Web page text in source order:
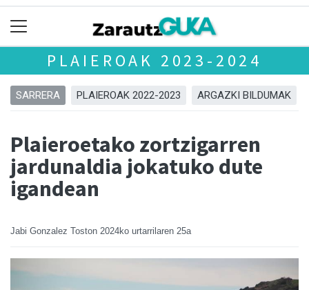
PLAIEROAK 2023-2024
SARRERA PLAIEROAK 2022-2023 ARGAZKI BILDUMAK
Plaieroetako zortzigarren
jardunaldia jokatuko dute
igandean
Jabi Gonzalez Toston 2024ko urtarrilaren 25a